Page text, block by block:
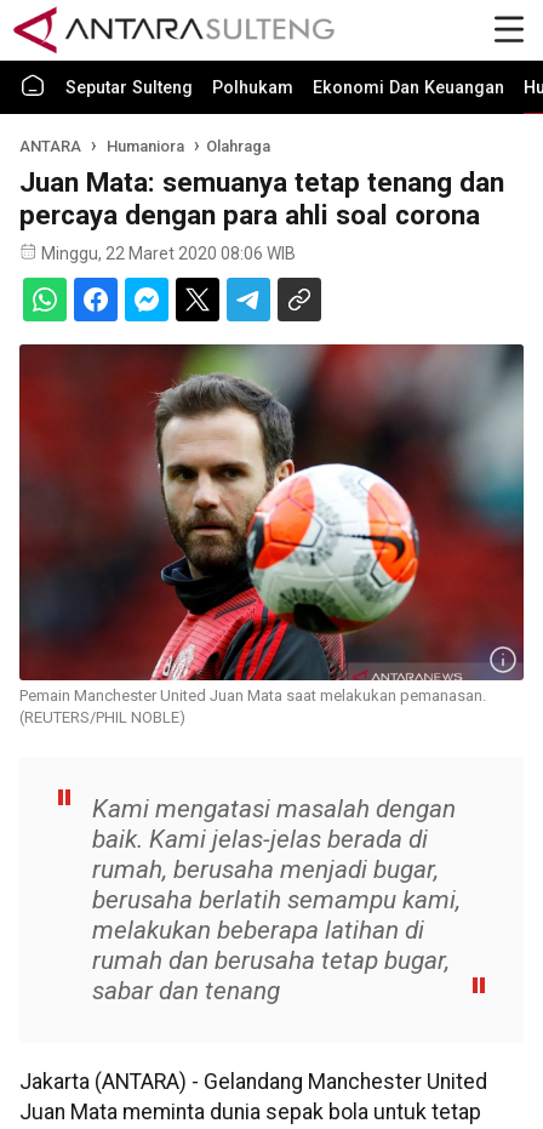
Seputar Sulteng Polhukam Ekonomi Dan Keuangan
ANTARA Humaniora Olahraga
Juan Mata: semuanya tetap tenang dan
percaya dengan para ahli soal corona
Minggu, 22 Maret 2020 08:06 WIB
Pemain Manchester United Juan Mata saat melakukan pemanasan.
(REUTERS/PHIL NOBLE)
Kami mengatasi masalah dengan
baik. Kami jelas-jelas berada di
rumah, berusaha menjadi bugar,
berusaha berlatih semampu kami,
melakukan beberapa latihan di
rumah dan berusaha tetap bugar,
sabar dan tenang
Jakarta (ANTARA) - Gelandang Manchester United
Juan Mata meminta dunia sepak bola untuk tetap